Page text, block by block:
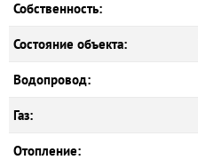
Собственность:
Состояние объекта:
Водопровод:
Газ:
Отопление: